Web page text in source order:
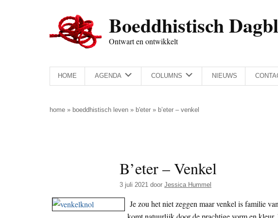
Boeddhistisch
Ontwart en ontwikkelt
HOME AGENDA COLUMNS NIEUWS
home » boeddhistisch leven » b'eter » b’eter – venkel
B’eter – Venkel
3 juli 2021 door Jessica Hummel
Je zou het niet zeggen maar venkel is familie